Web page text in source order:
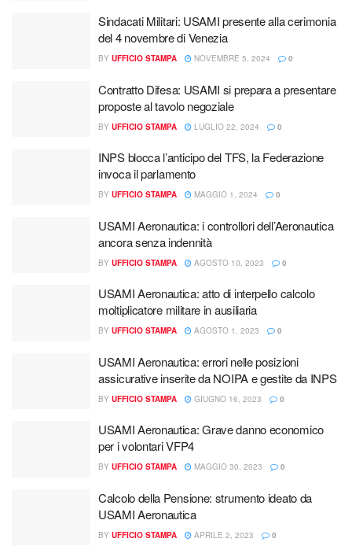
Sindacati Militari: USAMI presente alla cerimonia
del 4 novembre di Venezia
BY UFFICIO STAMPA NOVEMBRE 5, 2024 0
Contratto Difesa: USAMI si prepara a presentare
proposte al tavolo negoziale
BY UFFICIO STAMPA LUGLIO 22, 2024 0
INPS blocca l’anticipo del TFS, la Federazione
invoca il parlamento
BY UFFICIO STAMPA MAGGIO 1, 2024 0
USAMI Aeronautica: i controllori dell’Aeronautica
ancora senza indennità
BY UFFICIO STAMPA AGOSTO 10, 2023 0
USAMI Aeronautica: atto di interpello calcolo
moltiplicatore militare in ausiliaria
BY UFFICIO STAMPA AGOSTO 1, 2023 0
USAMI Aeronautica: errori nelle posizioni
assicurative inserite da NOIPA e gestite da INPS
BY UFFICIO STAMPA GIUGNO 16, 2023 0
USAMI Aeronautica: Grave danno economico
per i volontari VFP4
BY UFFICIO STAMPA MAGGIO 30, 2023 0
Calcolo della Pensione: strumento ideato da
USAMI Aeronautica
BY UFFICIO STAMPA APRILE 2, 2023 0